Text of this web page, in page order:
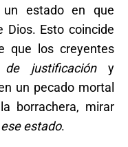
estado en que
Dios. Esto coincide
que los creyentes
justificación y
un pecado mortal
borrachera, mirar
estado.